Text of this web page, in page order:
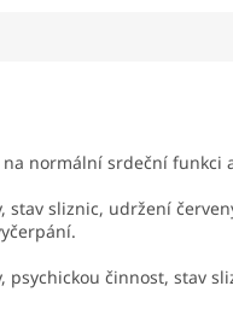
normální srdeční funkci
sliznic, udržení
činnost, stav